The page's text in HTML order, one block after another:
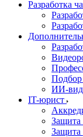
Разработка
Подбор
ИИ-
IT-юрист
Защита
Защита